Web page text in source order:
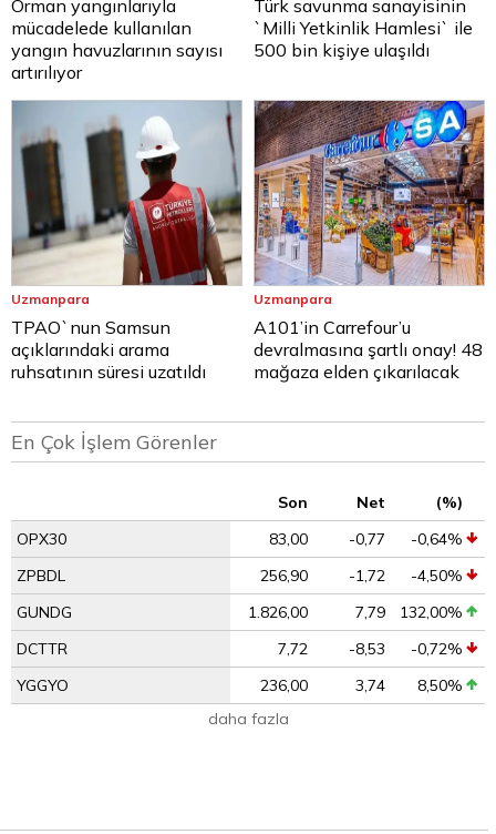
Orman yangınlarıyla
mücadelede kullanılan
yangın havuzlarının sayısı
artırılıyor
Türk savunma sanayisinin
`Milli Yetkinlik Hamlesi` ile
500 bin kişiye ulaşıldı
Uzmanpara
TPAO`nun Samsun
açıklarındaki arama
ruhsatının süresi uzatıldı
Uzmanpara
A101’in Carrefour’u
devralmasına şartlı onay! 48
mağaza elden çıkarılacak
En Çok İşlem Görenler
Son Net
(%)
OPX30
83,00 -0,77
-0,64%
ZPBDL
256,90 -1,72
-4,50%
GUNDG
1.826,00 7,79
132,00%
DCTTR
7,72 -8,53
-0,72%
YGGYO
236,00 3,74
8,50%
daha fazla